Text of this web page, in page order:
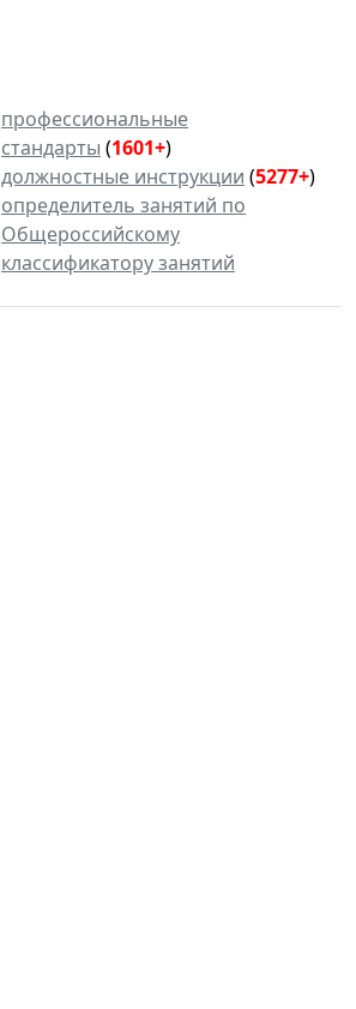
профессиональные
стандарты (1601+)
должностные инструкции (5277+)
определитель занятий по
Общероссийскому
классификатору занятий